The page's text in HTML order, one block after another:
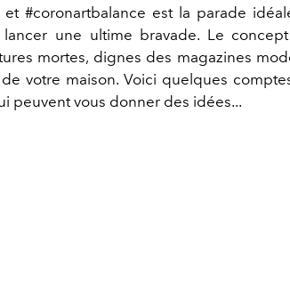
et #coronartbalance est la parade
une ultime bravade. Le
mortes, dignes des magazines
votre maison. Voici quelques
peuvent vous donner des idées...